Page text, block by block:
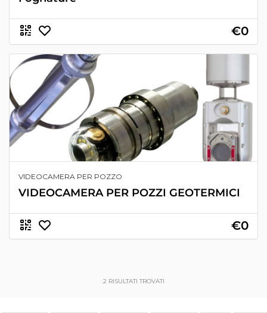
€0
VIDEOCAMERA PER POZZO
VIDEOCAMERA PER POZZI GEOTERMICI
€0
2 RISULTATI TROVATI